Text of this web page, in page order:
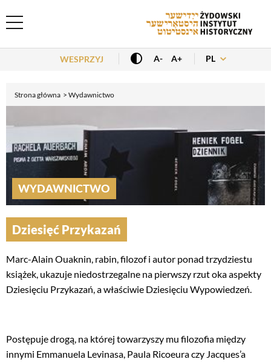
Header Menu
WESPRZYJ A- A+ PL
Strona główna Wydawnictwo
WYDAWNICTWO
Dziesięć Przykazań
Marc-Alain Ouaknin, rabin, filozof i autor ponad trzydziestu
książek, ukazuje niedostrzegalne na pierwszy rzut oka aspekty
Dziesięciu Przykazań, a właściwie Dziesięciu Wypowiedzeń.
Postępuje drogą, na której towarzyszy mu filozofia między
innymi Emmanuela Levinasa, Paula Ricoeura czy Jacques’a